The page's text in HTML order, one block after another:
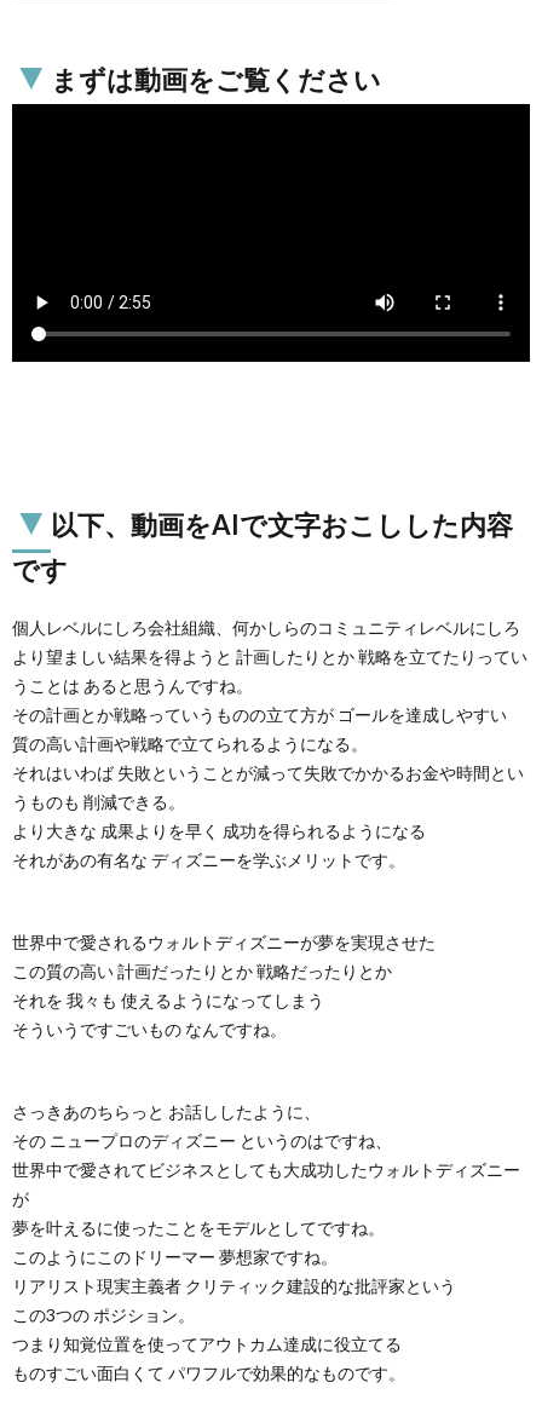
▼ まずは動画をご覧ください
▼ 以下、動画をAIで文字おこしした内容
です
個人レベルにしろ会社組織、何かしらのコミュニティレベルにしろ
より望ましい結果を得ようと 計画したりとか 戦略を立てたりってい
うことは あると思うんですね。
その計画とか戦略っていうものの立て方が ゴールを達成しやすい
質の高い計画や戦略で立てられるようになる。
それはいわば 失敗ということが減って失敗でかかるお金や時間とい
うものも 削減できる。
より大きな 成果よりを早く 成功を得られるようになる
それがあの有名な ディズニーを学ぶメリットです。
世界中で愛されるウォルトディズニーが夢を実現させた
この質の高い 計画だったりとか 戦略だったりとか
それを 我々も 使えるようになってしまう
そういうですごいもの なんですね。
さっきあのちらっと お話ししたように、
その ニュープロのディズニー というのはですね、
世界中で愛されてビジネスとしても大成功したウォルトディズニー
が
夢を叶えるに使ったことをモデルとしてですね。
このようにこのドリーマー 夢想家ですね。
リアリスト現実主義者 クリティック建設的な批評家という
この3つの ポジション。
つまり知覚位置を使ってアウトカム達成に役立てる
ものすごい面白くて パワフルで効果的なものです。